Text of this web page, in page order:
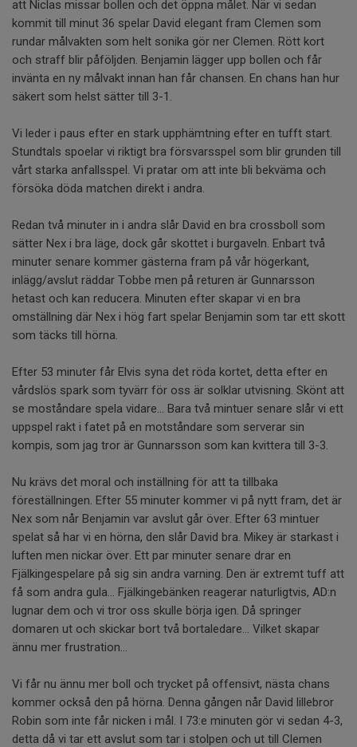
att Niclas missar bollen och det öppna målet. När vi sedan
kommit till minut 36 spelar David elegant fram Clemen som
rundar målvakten som helt sonika gör ner Clemen. Rött kort
och straff blir påföljden. Benjamin lägger upp bollen och får
invänta en ny målvakt innan han får chansen. En chans han hur
säkert som helst sätter till 3-1.
Vi leder i paus efter en stark upphämtning efter en tufft start.
Stundtals spoelar vi riktigt bra försvarsspel som blir grunden till
vårt starka anfallsspel. Vi pratar om att inte bli bekväma och
försöka döda matchen direkt i andra.
Redan två minuter in i andra slår David en bra crossboll som
sätter Nex i bra läge, dock går skottet i burgaveln. Enbart två
minuter senare kommer gästerna fram på vår högerkant,
inlägg/avslut räddar Tobbe men på returen är Gunnarsson
hetast och kan reducera. Minuten efter skapar vi en bra
omställning där Nex i hög fart spelar Benjamin som tar ett skott
som täcks till hörna.
Efter 53 minuter får Elvis syna det röda kortet, detta efter en
vårdslös spark som tyvärr för oss är solklar utvisning. Skönt att
se moståndare spela vidare... Bara två mintuer senare slår vi ett
uppspel rakt i fatet på en motståndare som serverar sin
kompis, som jag tror är Gunnarsson som kan kvittera till 3-3.
Nu krävs det moral och inställning för att ta tillbaka
föreställningen. Efter 55 minuter kommer vi på nytt fram, det är
Nex som når Benjamin var avslut går över. Efter 63 mintuer
spelat så har vi en hörna, den slår David bra. Mikey är starkast i
luften men nickar över. Ett par minuter senare drar en
Fjälkingespelare på sig sin andra varning. Den är extremt tuff att
få som andra gula... Fjälkingebänken reagerar naturligtvis, AD:n
lugnar dem och vi tror oss skulle börja igen. Då springer
domaren ut och skickar bort två bortaledare... Vilket skapar
ännu mer frustration...
Vi får nu ännu mer boll och trycket på offensivt, nästa chans
kommer också den på hörna. Denna gången når David lillebror
Robin som inte får nicken i mål. I 73:e minuten gör vi sedan 4-3,
detta då vi tar ett avslut som tar i stolpen och ut till Clemen